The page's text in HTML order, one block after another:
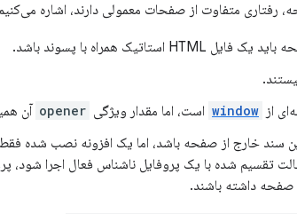
رفتاری متفاوت از صفحات معمولی دارند، اشاره
window است، اما مقدار ویژگی opener آن
سند خارج از صفحه باشد، اما یک افزونه نصب شده
تقسیم شده با یک پروفایل ناشناس فعال اجرا شود،
صفحه داشته باشند.